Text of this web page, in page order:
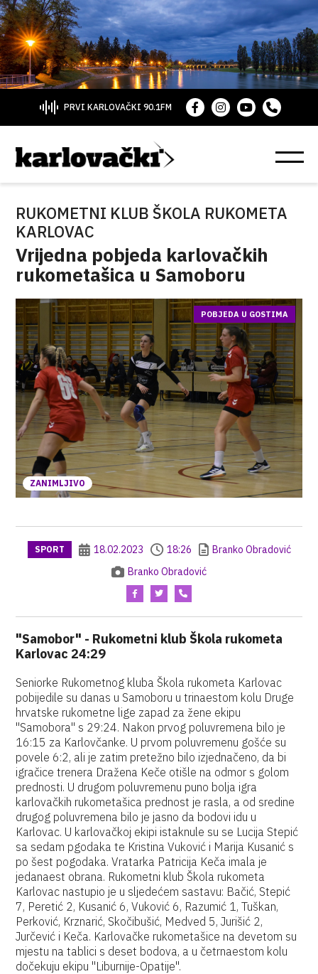
PRVI KARLOVAČKI 90.1FM
RUKOMETNI KLUB ŠKOLA RUKOMETA
KARLOVAC
Vrijedna pobjeda karlovačkih
rukometašica u Samoboru
ZANIMLJIVO
POBJEDA U GOSTIMA
SPORT 18.02.2023 18:26
Branko Obradović
Branko Obradović
"Samobor" - Rukometni klub Škola rukometa
Karlovac 24:29
Seniorke Rukometnog kluba Škola rukometa Karlovac
pobijedile su danas u Samoboru u trinaestom kolu Druge
hrvatske rukometne lige zapad za žene ekipu
"Samobora" s 29:24. Nakon prvog poluvremena bilo je
16:15 za Karlovčanke. U prvom poluvremenu gošće su
povele 6:2, ali je zatim pretežno bilo izjednačeno, da bi
igračice trenera Dražena Keče otišle na odmor s golom
prednosti. U drugom poluvremenu puno bolja igra
karlovačkih rukometašica prednost je rasla, a od sredine
drugog poluvremena bilo je jasno da bodovi idu u
Karlovac. U karlovačkoj ekipi istaknule su se Lucija Stepić
sa sedam pgodaka te Kristina Vuković i Marija Kusanić s
po šest pogodaka. Vratarka Patricija Keča imala je
jedanaest obrana. Rukometni klub Škola rukometa
Karlovac nastupio je u sljedećem sastavu: Bačić, Stepić
7, Peretić 2, Kusanić 6, Vuković 6, Razumić 1, Tuškan,
Perković, Krznarić, Skočibušić, Medved 5, Jurišić 2,
Jurčević i Keča. Karlovačke rukometašice na devetom su
mjestu na tablici s deset bodova, a u četrnaestom kolu
dočekuju ekipu "Liburnije-Opatije".